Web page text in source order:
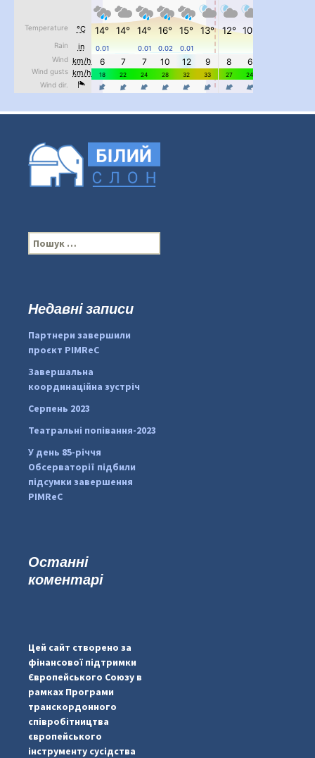
#PipIvanToday
#PipIvanWeather
...
pimrec_project
pimrec_project
П
о
:Недавні записи
Партнери завершили
проєкт PIMReC
Завершальна
координаційна зустріч
Серпень 2023
Театральні попівання-2023
У день 85-річчя
Обсерваторії підбили
підсумки завершення
PIMReC
Останні
коментарі
Цей сайт створено за
фінансової підтримки
Європейського Союзу в
рамках Програми
транскордонного
співробітництва
європейського
інструменту сусідства